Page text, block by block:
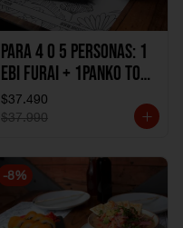
Para 4 o 5 personas: 1
Ebi Furai + 1Panko Tori
+ 1Snow Kani +
1California Sake +
1Katzu de Camaron
$37.490
$37.990
-8%